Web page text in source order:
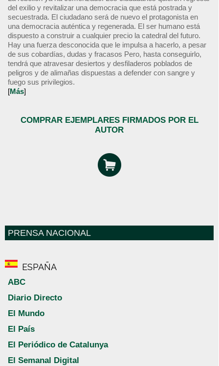
del exilio y revitalizar una democracia que está postrada y
secuestrada. El ciudadano será de nuevo el protagonista en
una democracia auténtica y regenerada. El ser humano está
dispuesto a construir a cualquier precio la catedral del futuro.
Hay una fuerza desconocida que le impulsa a hacerlo, a pesar
de sus cobardías, dudas y fracasos Pero, hasta conseguirlo,
tendrá que atravesar desiertos y desfiladeros poblados de
peligros y de alimañas dispuestas a defender con sangre y
fuego sus privilegios.
[Más]
COMPRAR EJEMPLARES FIRMADOS POR EL
AUTOR
PRENSA NACIONAL
ESPAÑA
ABC
Diario Directo
El Mundo
El País
El Periódico de Catalunya
El Semanal Digital